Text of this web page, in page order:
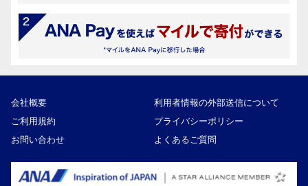
会社概要
利用者情報の外部送信について
ご利用規約
プライバシーポリシー
お問い合わせ
よくあるご質問